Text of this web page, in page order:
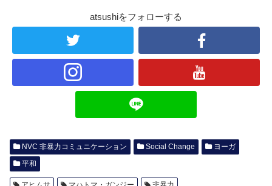
atsushiをフォローする
NVC 非暴力コミュニケーション Social Change
ヨーガ
平和